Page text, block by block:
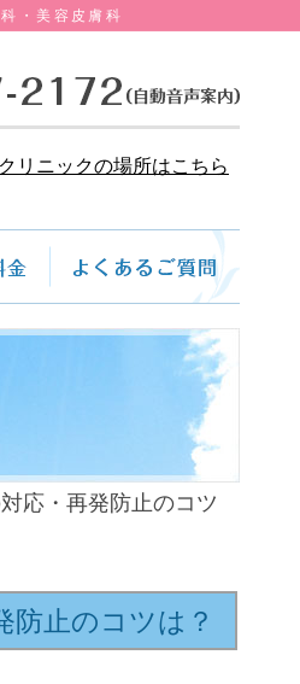
・美容皮膚科
リニックの場所はこちら
応・再発防止のコツ
防止のコツは？